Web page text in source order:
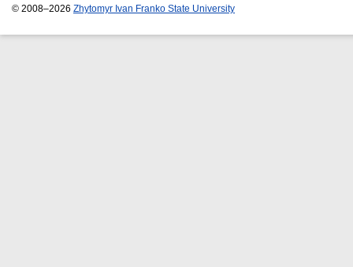
© 2008–2026 Zhytomyr Ivan Franko State University